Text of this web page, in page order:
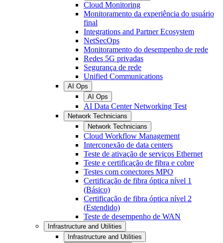
Cloud Monitoring
Monitoramento da experiência do usuário
final
Integrations and Partner Ecosystem
NetSecOps
Monitoramento do desempenho de rede
Redes 5G privadas
Segurança de rede
Unified Communications
AI Ops
AI Ops
AI Data Center Networking Test
Network Technicians
Network Technicians
Cloud Workflow Management
Interconexão de data centers
Teste de ativação de serviços Ethernet
Teste e certificação de fibra e cobre
Testes com conectores MPO
Certificação de fibra óptica nível 1
(Básico)
Certificação de fibra óptica nível 2
(Estendido)
Teste de desempenho de WAN
Infrastructure and Utilities
Infrastructure and Utilities